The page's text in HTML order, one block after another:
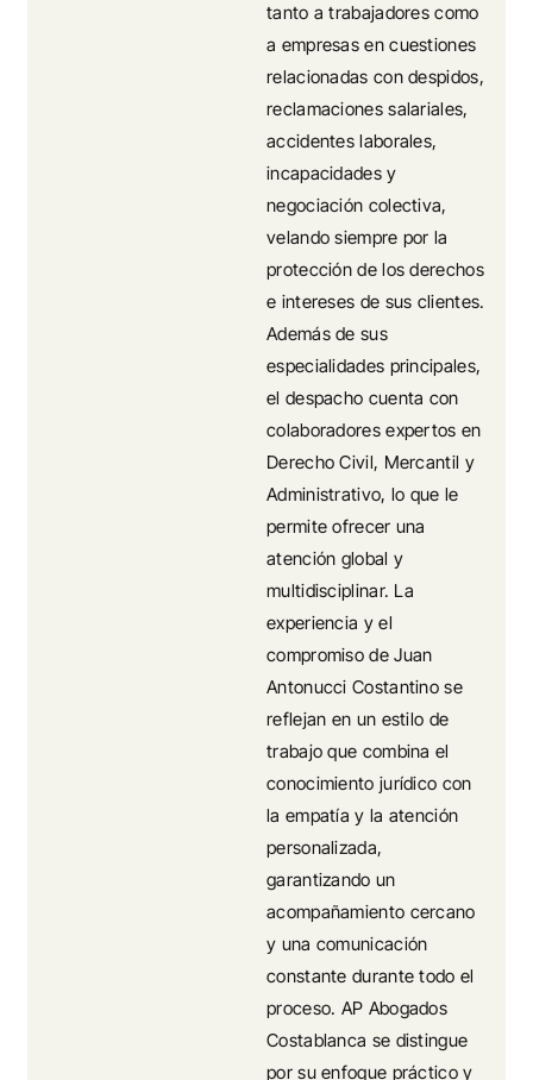
tanto a trabajadores como
a empresas en cuestiones
relacionadas con despidos,
reclamaciones salariales,
accidentes laborales,
incapacidades y
negociación colectiva,
velando siempre por la
protección de los derechos
e intereses de sus clientes.
Además de sus
especialidades principales,
el despacho cuenta con
colaboradores expertos en
Derecho Civil, Mercantil y
Administrativo, lo que le
permite ofrecer una
atención global y
multidisciplinar. La
experiencia y el
compromiso de Juan
Antonucci Costantino se
reflejan en un estilo de
trabajo que combina el
conocimiento jurídico con
la empatía y la atención
personalizada,
garantizando un
acompañamiento cercano
y una comunicación
constante durante todo el
proceso. AP Abogados
Costablanca se distingue
por su enfoque práctico y